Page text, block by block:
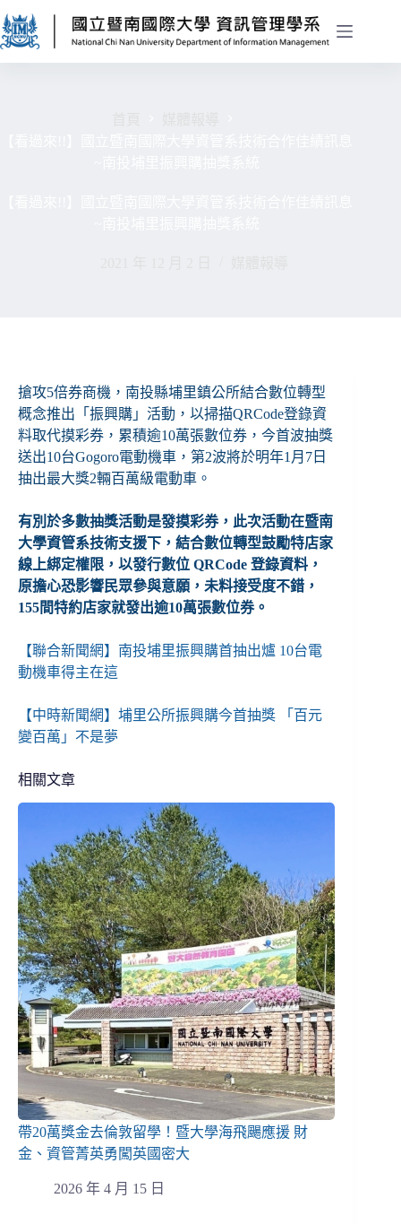
搶攻5倍券商機，南投縣埔里鎮公所結合數位轉型
概念推出「振興購」活動，以掃描QRCode登錄資
料取代摸彩券，累積逾10萬張數位券，今首波抽獎
送出10台Gogoro電動機車，第2波將於明年1月7日
抽出最大獎2輛百萬級電動車。
有別於多數抽獎活動是發摸彩券，此次活動在暨南
大學資管系技術支援下，結合數位轉型鼓勵特店家
線上綁定權限，以發行數位 QRCode 登錄資料，
原擔心恐影響民眾參與意願，未料接受度不錯，
155間特約店家就發出逾10萬張數位券。
【聯合新聞網】南投埔里振興購首抽出爐 10台電
動機車得主在這
【中時新聞網】埔里公所振興購今首抽獎 「百元
變百萬」不是夢
相關文章
帶20萬獎金去倫敦留學！暨大學海飛颺應援 財
金、資管菁英勇闖英國密大
2026 年 4 月 15 日